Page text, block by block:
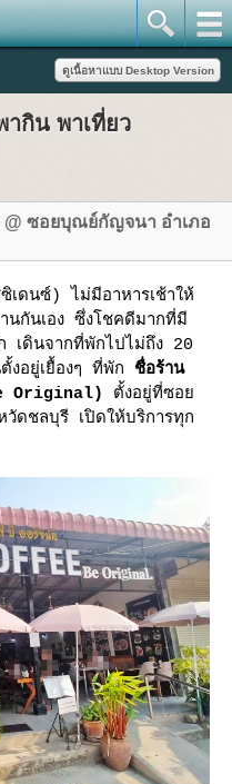
กิน พาเที่ยว
@ ซอยบุณย์กัญจนา อำเภอ
เดนซ์) ไม่มีอาหารเช้าให้
นกันเอง ซึ่งโชคดีมากที่มี
เดินจากที่พักไปไม่ถึง 20
งอยู่เยื้องๆ ที่พัก ชื่อร้าน
Original) ตั้งอยู่ที่ซอ
ดชลบุรี เปิดให้บริการทุก